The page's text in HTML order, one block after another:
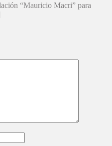
“Mauricio Macri” para